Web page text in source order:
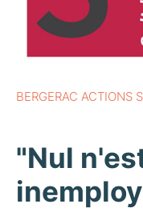
BERGERAC ACTIONS
"Nul